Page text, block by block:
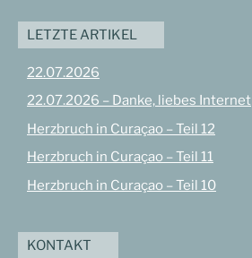
LETZTE ARTIKEL
22.07.2026
22.07.2026 – Danke, liebes Internet
Herzbruch in Curaçao – Teil 12
Herzbruch in Curaçao – Teil 11
Herzbruch in Curaçao – Teil 10
KONTAKT